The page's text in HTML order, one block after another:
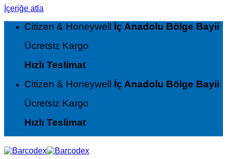
İçeriğe atla
Citizen & Honeywell İç Anadolu Bölge Bayii
Ücretsiz Kargo
Hızlı Teslimat
Citizen & Honeywell İç Anadolu Bölge Bayii
Ücretsiz Kargo
Hızlı Teslimat